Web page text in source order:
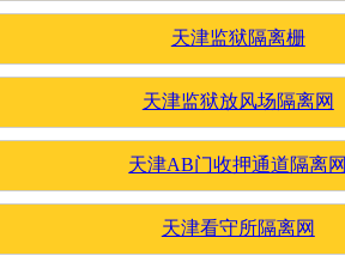
天津监狱隔离栅
天津监狱放风场隔离网
天津AB门收押通道隔离网
天津看守所隔离网